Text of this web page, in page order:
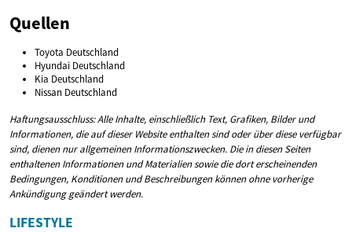
Quellen
Toyota Deutschland
Hyundai Deutschland
Kia Deutschland
Nissan Deutschland
Haftungsausschluss: Alle Inhalte, einschließlich Text, Grafiken, Bilder und
Informationen, die auf dieser Website enthalten sind oder über diese verfügbar
sind, dienen nur allgemeinen Informationszwecken. Die in diesen Seiten
enthaltenen Informationen und Materialien sowie die dort erscheinenden
Bedingungen, Konditionen und Beschreibungen können ohne vorherige
Ankündigung geändert werden.
LIFESTYLE